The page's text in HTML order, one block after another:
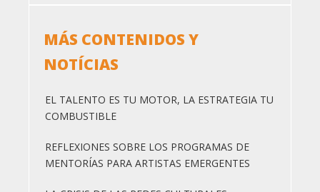
MÁS CONTENIDOS Y
NOTÍCIAS
EL TALENTO ES TU MOTOR, LA ESTRATEGIA TU
COMBUSTIBLE
REFLEXIONES SOBRE LOS PROGRAMAS DE
MENTORÍAS PARA ARTISTAS EMERGENTES